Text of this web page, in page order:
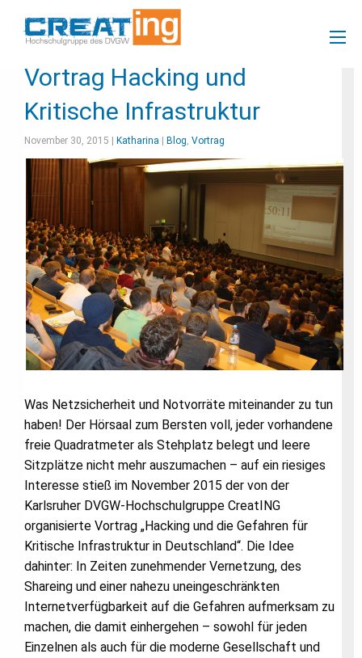
Vortrag Hacking und
Kritische Infrastruktur
November 30, 2015 | Katharina Blog, Vortrag
Was Netzsicherheit und Notvorräte miteinander zu tun
haben! Der Hörsaal zum Bersten voll, jeder vorhandene
freie Quadratmeter als Stehplatz belegt und leere
Sitzplätze nicht mehr auszumachen – auf ein riesiges
Interesse stieß im November 2015 der von der
Karlsruher DVGW-Hochschulgruppe CreatING
organisierte Vortrag „Hacking und die Gefahren für
Kritische Infrastruktur in Deutschland“. Die Idee
dahinter: In Zeiten zunehmender Vernetzung, des
Shareing und einer nahezu uneingeschränkten
Internetverfügbarkeit auf die Gefahren aufmerksam zu
machen, die damit einhergehen – sowohl für jeden
Einzelnen als auch für die moderne Gesellschaft und